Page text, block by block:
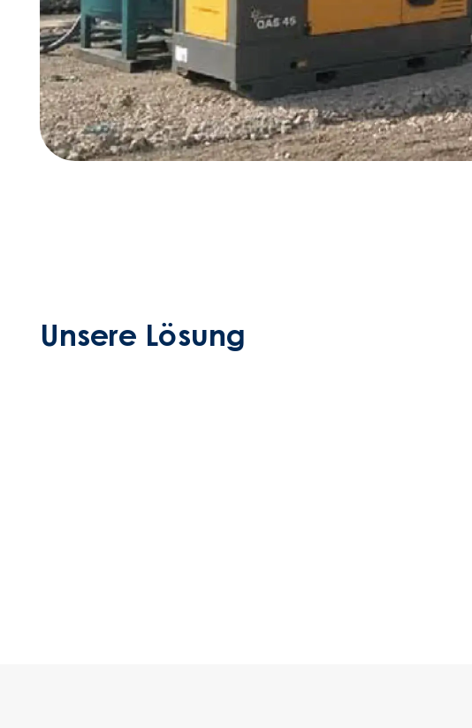
Unsere Lösung